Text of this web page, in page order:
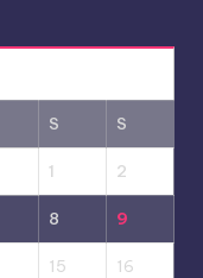
S S
1 2
8 9
15 16